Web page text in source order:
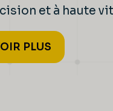
et à haute
PLUS